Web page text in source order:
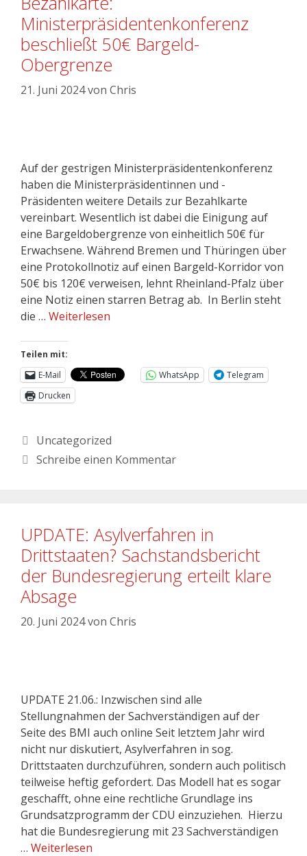
Ministerpräsidentenkonferenz
beschließt 50€ Bargeld-
Obergrenze
21. Juni 2024von Chris
Auf der gestrigen Ministerpräsidentenkonferenz
haben die Ministerpräsidentinnen und -
Präsidenten weitere Details zur Bezahlkarte
vereinbart. Wesentlich ist dabei die Einigung auf
eine Bargeldobergrenze von einheitlich 50€ für
Erwachsene. Während Bremen und Thüringen über
eine Protokollnotiz auf einen Bargeld-Korridor von
50€ bis 120€ verweisen, lehnt Rheinland-Pfalz über
eine Notiz einen starren Betrag ab. In Berlin steht
die … Weiterlesen
Teilen mit:
E-Mail
WhatsApp
Telegram
Drucken
Uncategorized
Schreibe einen Kommentar
UPDATE: Asylverfahren in
Drittstaaten? Sachstandsbericht
der Bundesregierung erteilt klare
Absage
20. Juni 2024von Chris
UPDATE 21.06.: Inzwischen sind alle
Stellungnahmen der Sachverständigen auf der
Seite des BMI auch online Seit letztem Jahr wird
nicht nur diskutiert, Asylverfahren in sog.
Drittstaaten durchzuführen, sondern auch politisch
teilweise heftig gefordert. Das Modell hat es sogar
geschafft, ohne eine rechtliche Grundlage ins
Grundsatzprogramm der CDU einzuziehen. Hierzu
hat die Bundesregierung mit 23 Sachverständigen
… Weiterlesen